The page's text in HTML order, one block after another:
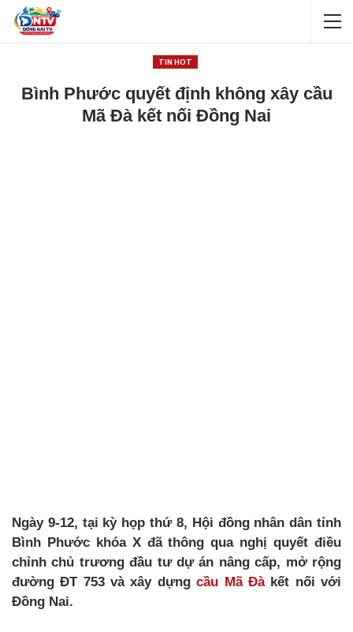
TIN HOT
Bình Phước quyết định không xây cầu
Mã Đà kết nối Đồng Nai
Ngày 9-12, tại kỳ họp thứ 8, Hội đồng nhân dân tỉnh
Bình Phước khóa X đã thông qua nghị quyết điều
chỉnh chủ trương đầu tư dự án nâng cấp, mở rộng
đường ĐT 753 và xây dựngcầu Mã Đàkết nối với
Đồng Nai.